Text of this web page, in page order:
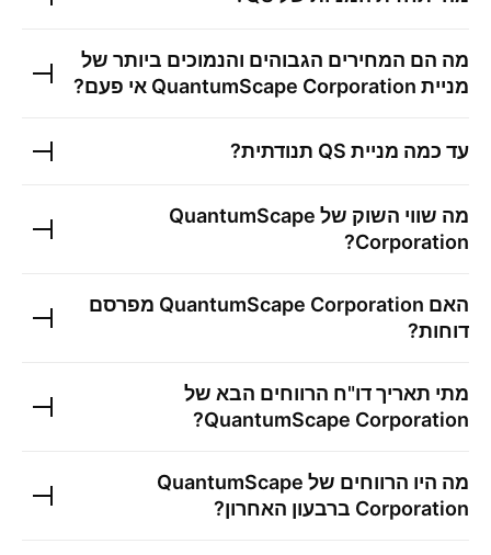
מה הם המחירים הגבוהים והנמוכים ביותר של
מניית QuantumScape Corporation אי פעם?
עד כמה מניית QS תנודתית?
מה שווי השוק של QuantumScape
Corporation
?
האם QuantumScape Corporation מפרסם
דוחות?
מתי תאריך דו"ח הרווחים הבא של
QuantumScape Corporation
?
מה היו הרווחים של QuantumScape
Corporation ברבעון האחרון?